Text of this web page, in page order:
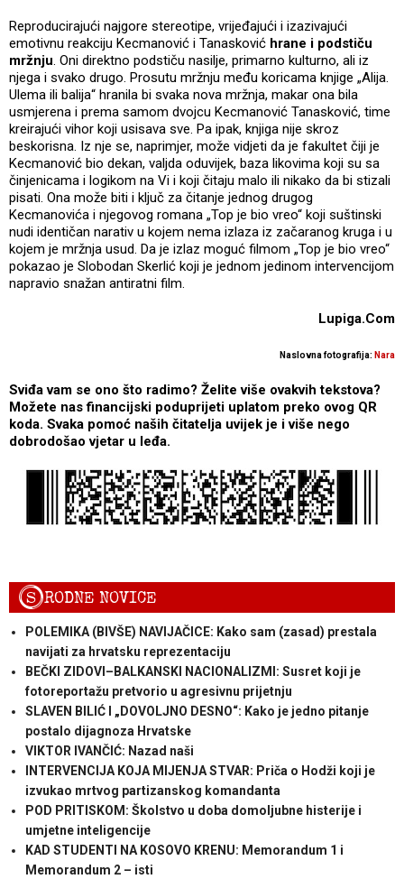
Reproducirajući najgore stereotipe, vrijeđajući i izazivajući
emotivnu reakciju Kecmanović i Tanasković hrane i podstiču
mržnju. Oni direktno podstiču nasilje, primarno kulturno, ali iz
njega i svako drugo. Prosutu mržnju među koricama knjige „Alija.
Ulema ili balija“ hranila bi svaka nova mržnja, makar ona bila
usmjerena i prema samom dvojcu Kecmanović Tanasković, time
kreirajući vihor koji usisava sve. Pa ipak, knjiga nije skroz
beskorisna. Iz nje se, naprimjer, može vidjeti da je fakultet čiji je
Kecmanović bio dekan, valjda oduvijek, baza likovima koji su sa
činjenicama i logikom na Vi i koji čitaju malo ili nikako da bi stizali
pisati. Ona može biti i ključ za čitanje jednog drugog
Kecmanovića i njegovog romana „Top je bio vreo“ koji suštinski
nudi identičan narativ u kojem nema izlaza iz začaranog kruga i u
kojem je mržnja usud. Da je izlaz moguć filmom „Top je bio vreo“
pokazao je Slobodan Skerlić koji je jednom jedinom intervencijom
napravio snažan antiratni film.
Lupiga.Com
Naslovna fotografija: Nara
Sviđa vam se ono što radimo? Želite više ovakvih tekstova?
Možete nas financijski poduprijeti uplatom preko ovog QR
koda. Svaka pomoć naših čitatelja uvijek je i više nego
dobrodošao vjetar u leđa.
SRODNE NOVICE
POLEMIKA (BIVŠE) NAVIJAČICE: Kako sam (zasad) prestala
navijati za hrvatsku reprezentaciju
BEČKI ZIDOVI–BALKANSKI NACIONALIZMI: Susret koji je
fotoreportažu pretvorio u agresivnu prijetnju
SLAVEN BILIĆ I „DOVOLJNO DESNO“: Kako je jedno pitanje
postalo dijagnoza Hrvatske
VIKTOR IVANČIĆ: Nazad naši
INTERVENCIJA KOJA MIJENJA STVAR: Priča o Hodži koji je
izvukao mrtvog partizanskog komandanta
POD PRITISKOM: Školstvo u doba domoljubne histerije i
umjetne inteligencije
KAD STUDENTI NA KOSOVO KRENU: Memorandum 1 i
Memorandum 2 – isti